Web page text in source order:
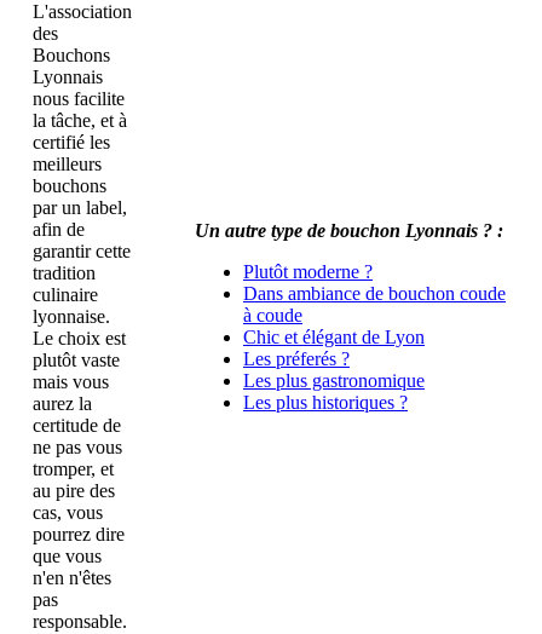
L'association
des
Bouchons
Lyonnais
nous facilite
la tâche, et à
certifié les
meilleurs
bouchons
par un label,
afin de
garantir cette
tradition
culinaire
lyonnaise.
Le choix est
plutôt vaste
mais vous
aurez la
certitude de
ne pas vous
tromper, et
au pire des
cas, vous
pourrez dire
que vous
n'en n'êtes
pas
responsable.
Un autre type de bouchon Lyonnais ? :
Plutôt moderne ?
Dans ambiance de bouchon coude
à coude
Chic et élégant de Lyon
Les préferés ?
Les plus gastronomique
Les plus historiques ?